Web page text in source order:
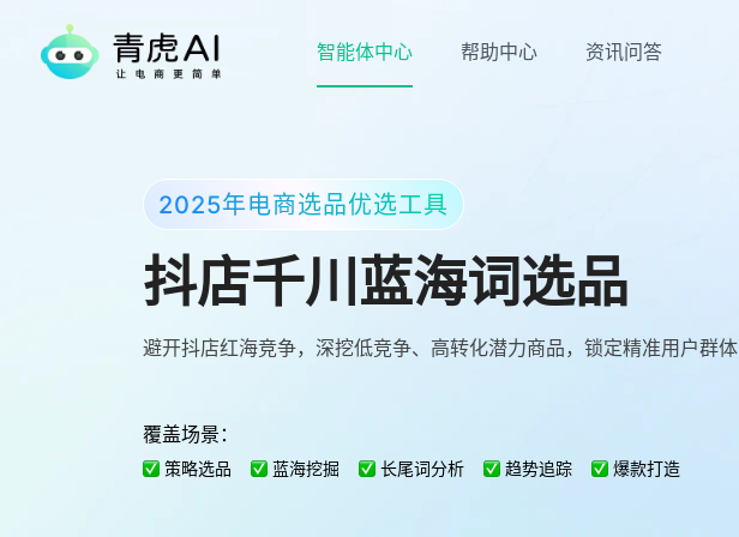
智能体中心 帮助中心 资讯问答
2025年电商选品优选工具
抖店千川蓝海词选品
避开抖店红海竞争，深挖低竞争、高转化潜力商品，锁定精准用户群体
覆盖场景：
策略选品 蓝海挖掘 长尾词分析 趋势追踪 爆款打造